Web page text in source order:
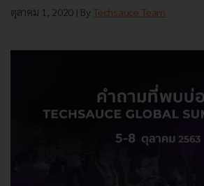
ตุลาคม 1, 2020 | By Techsauce Team